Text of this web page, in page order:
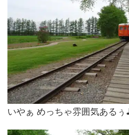
いやぁ めっちゃ雰囲気あるぅ